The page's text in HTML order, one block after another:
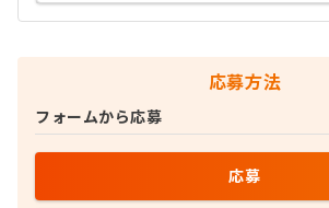
応募方法
フォームから応募
応募